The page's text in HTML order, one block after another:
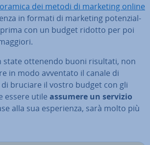
dei metodi di marketing online
in formati di marketing po­ten­zial­
con un budget ridotto per poi
state ottenendo buoni risultati, non
in modo avventato il canale di
bruciare il vostro budget con gli
essere utile assumere un servizio
alla sua espe­rien­za, sarà molto più